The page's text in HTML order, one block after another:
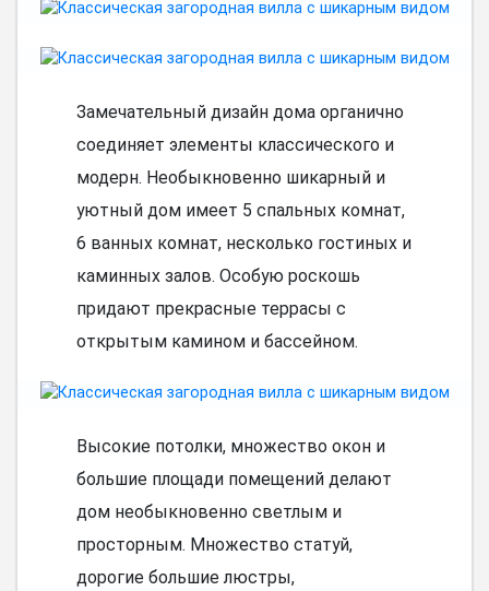
Замечательный дизайн дома органично
соединяет элементы классического и
модерн. Необыкновенно шикарный и
уютный дом имеет 5 спальных комнат,
6 ванных комнат, несколько гостиных и
каминных залов. Особую роскошь
придают прекрасные террасы с
открытым камином и бассейном.
Высокие потолки, множество окон и
большие площади помещений делают
дом необыкновенно светлым и
просторным. Множество статуй,
дорогие большие люстры,